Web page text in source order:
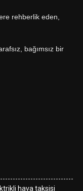
rehberlik eden,
bağımsız bir
hava taksisi